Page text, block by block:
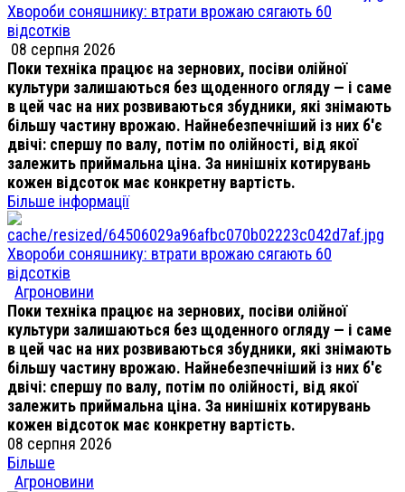
Хвороби соняшнику: втрати врожаю сягають 60
відсотків
08 серпня 2026
Поки техніка працює на зернових, посіви олійної
культури залишаються без щоденного огляду — і саме
в цей час на них розвиваються збудники, які знімають
більшу частину врожаю. Найнебезпечніший із них б'є
двічі: спершу по валу, потім по олійності, від якої
залежить приймальна ціна. За нинішніх котирувань
кожен відсоток має конкретну вартість.
Більше інформації
Хвороби соняшнику: втрати врожаю сягають 60
відсотків
Агроновини
Поки техніка працює на зернових, посіви олійної
культури залишаються без щоденного огляду — і саме
в цей час на них розвиваються збудники, які знімають
більшу частину врожаю. Найнебезпечніший із них б'є
двічі: спершу по валу, потім по олійності, від якої
залежить приймальна ціна. За нинішніх котирувань
кожен відсоток має конкретну вартість.
08 серпня 2026
Більше
Агроновини